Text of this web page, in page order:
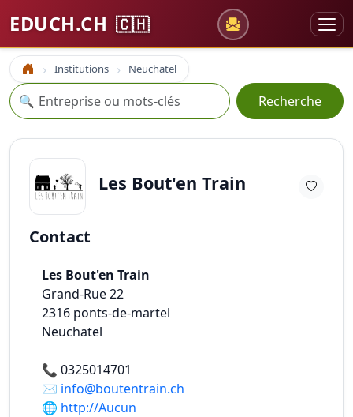
EDUCH.CH 🇨🇭
Accueil Institutions Neuchatel
Recherche
🔍 Recherche
Les Bout'en Train
Contact
Les Bout'en Train
Grand-Rue 22
2316 ponts-de-martel
Neuchatel
📞 0325014701
✉️ info@boutentrain.ch
🌐 http://Aucun